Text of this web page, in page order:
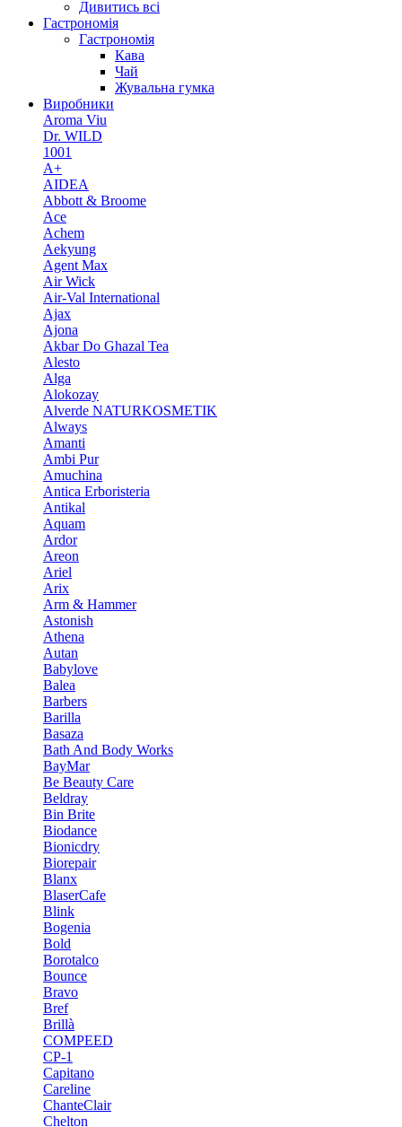
Дивитись всі
Гастрономія
Гастрономія
Кава
Чай
Жувальна гумка
Виробники
Aroma Viu
Dr. WILD
1001
A+
AIDEA
Abbott & Broome
Ace
Achem
Aekyung
Agent Max
Air Wick
Air-Val International
Ajax
Ajona
Akbar Do Ghazal Tea
Alesto
Alga
Alokozay
Alverde NATURKOSMETIK
Always
Amanti
Ambi Pur
Amuchina
Antica Erboristeria
Antikal
Aquam
Ardor
Areon
Ariel
Arix
Arm & Hammer
Astonish
Athena
Autan
Babylove
Balea
Barbers
Barilla
Basaza
Bath And Body Works
BayMar
Be Beauty Care
Beldray
Bin Brite
Biodance
Bionicdry
Biorepair
Blanx
BlaserCafe
Blink
Bogenia
Bold
Borotalco
Bounce
Bravo
Bref
Brillà
COMPEED
CP-1
Capitano
Careline
ChanteСlair
Chelton